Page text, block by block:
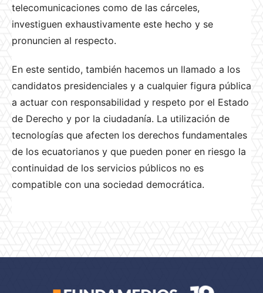
telecomunicaciones como de las cárceles,
investiguen exhaustivamente este hecho y se
pronuncien al respecto.
En este sentido, también hacemos un llamado a los
candidatos presidenciales y a cualquier figura pública
a actuar con responsabilidad y respeto por el Estado
de Derecho y por la ciudadanía. La utilización de
tecnologías que afecten los derechos fundamentales
de los ecuatorianos y que pueden poner en riesgo la
continuidad de los servicios públicos no es
compatible con una sociedad democrática.